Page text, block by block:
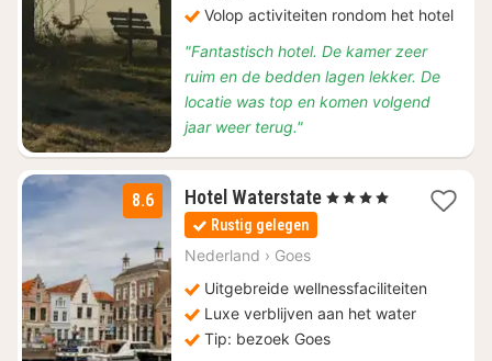
Volop activiteiten rondom het hotel
"Fantastisch hotel. De kamer zeer
ruim en de bedden lagen lekker. De
locatie was top en komen volgend
jaar weer terug."
8.6 Hotel Waterstate1
, 4 Sterren
Rustig gelegen
Nederland › Goes
Uitgebreide wellnessfaciliteiten
Luxe verblijven aan het water
Tip: bezoek Goes